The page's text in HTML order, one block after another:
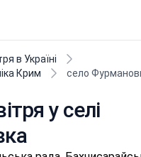
в Україні
Крим
село
у селі